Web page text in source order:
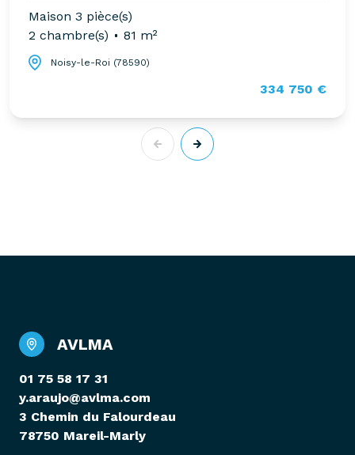
Maison 3 pièce(s)
2 chambre(s)
81 m²
Noisy-le-Roi (78590)
334 750 €
AVLMA
01 75 58 17 31
y.araujo@avlma.com
3 Chemin du Falourdeau
78750 Mareil-Marly